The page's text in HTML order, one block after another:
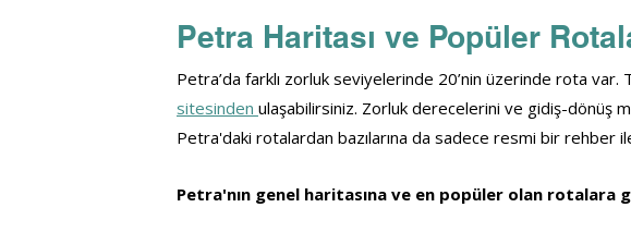
Petra Haritası ve Popüler
Petra’da farklı zorluk seviyelerinde 20’nin üzerinde rota
sitesinden ulaşabilirsiniz. Zorluk derecelerini ve gidiş-dönüş
Petra'daki rotalardan bazılarına da sadece resmi bir rehber
Petra'nın genel haritasına ve en popüler olan rotalara